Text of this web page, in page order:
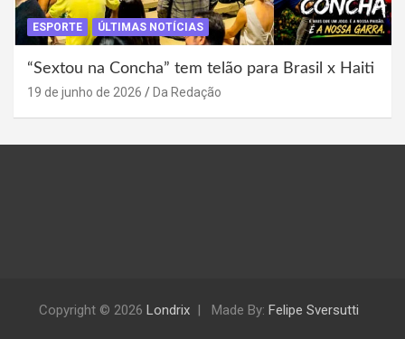
ESPORTE ÚLTIMAS NOTÍCIAS
“Sextou na Concha” tem telão para Brasil x Haiti
19 de junho de 2026 Da Redação
Copyright © 2026 Londrix Made By: Felipe Sversutti